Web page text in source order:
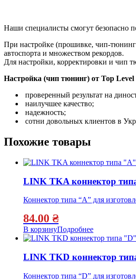
Наши специалисты смогут безопасно
При настройке (прошивке, чип-
автоспорта и множеством рекордов.
Для настройки, корректировки и чип
Настройка (чип тюнинг) от Top
проверенный результат на
наилучшее качество;
надежность;
сотни довольных клиентов в
Похожие товары
LINK TKA коннектор
Коннектор типа “А” для
84.00 ₴
В корзинуПодробнее
LINK TKD коннектор
Коннектор типа “D” для